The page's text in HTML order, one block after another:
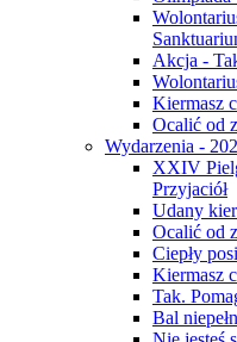
Akcja -
Kiermasz
Ocalić od
Wydarzenia -
XXIV
Przyjaciół
Udany
Ocalić od
Ciepły
Kiermasz
Tak.
Bal